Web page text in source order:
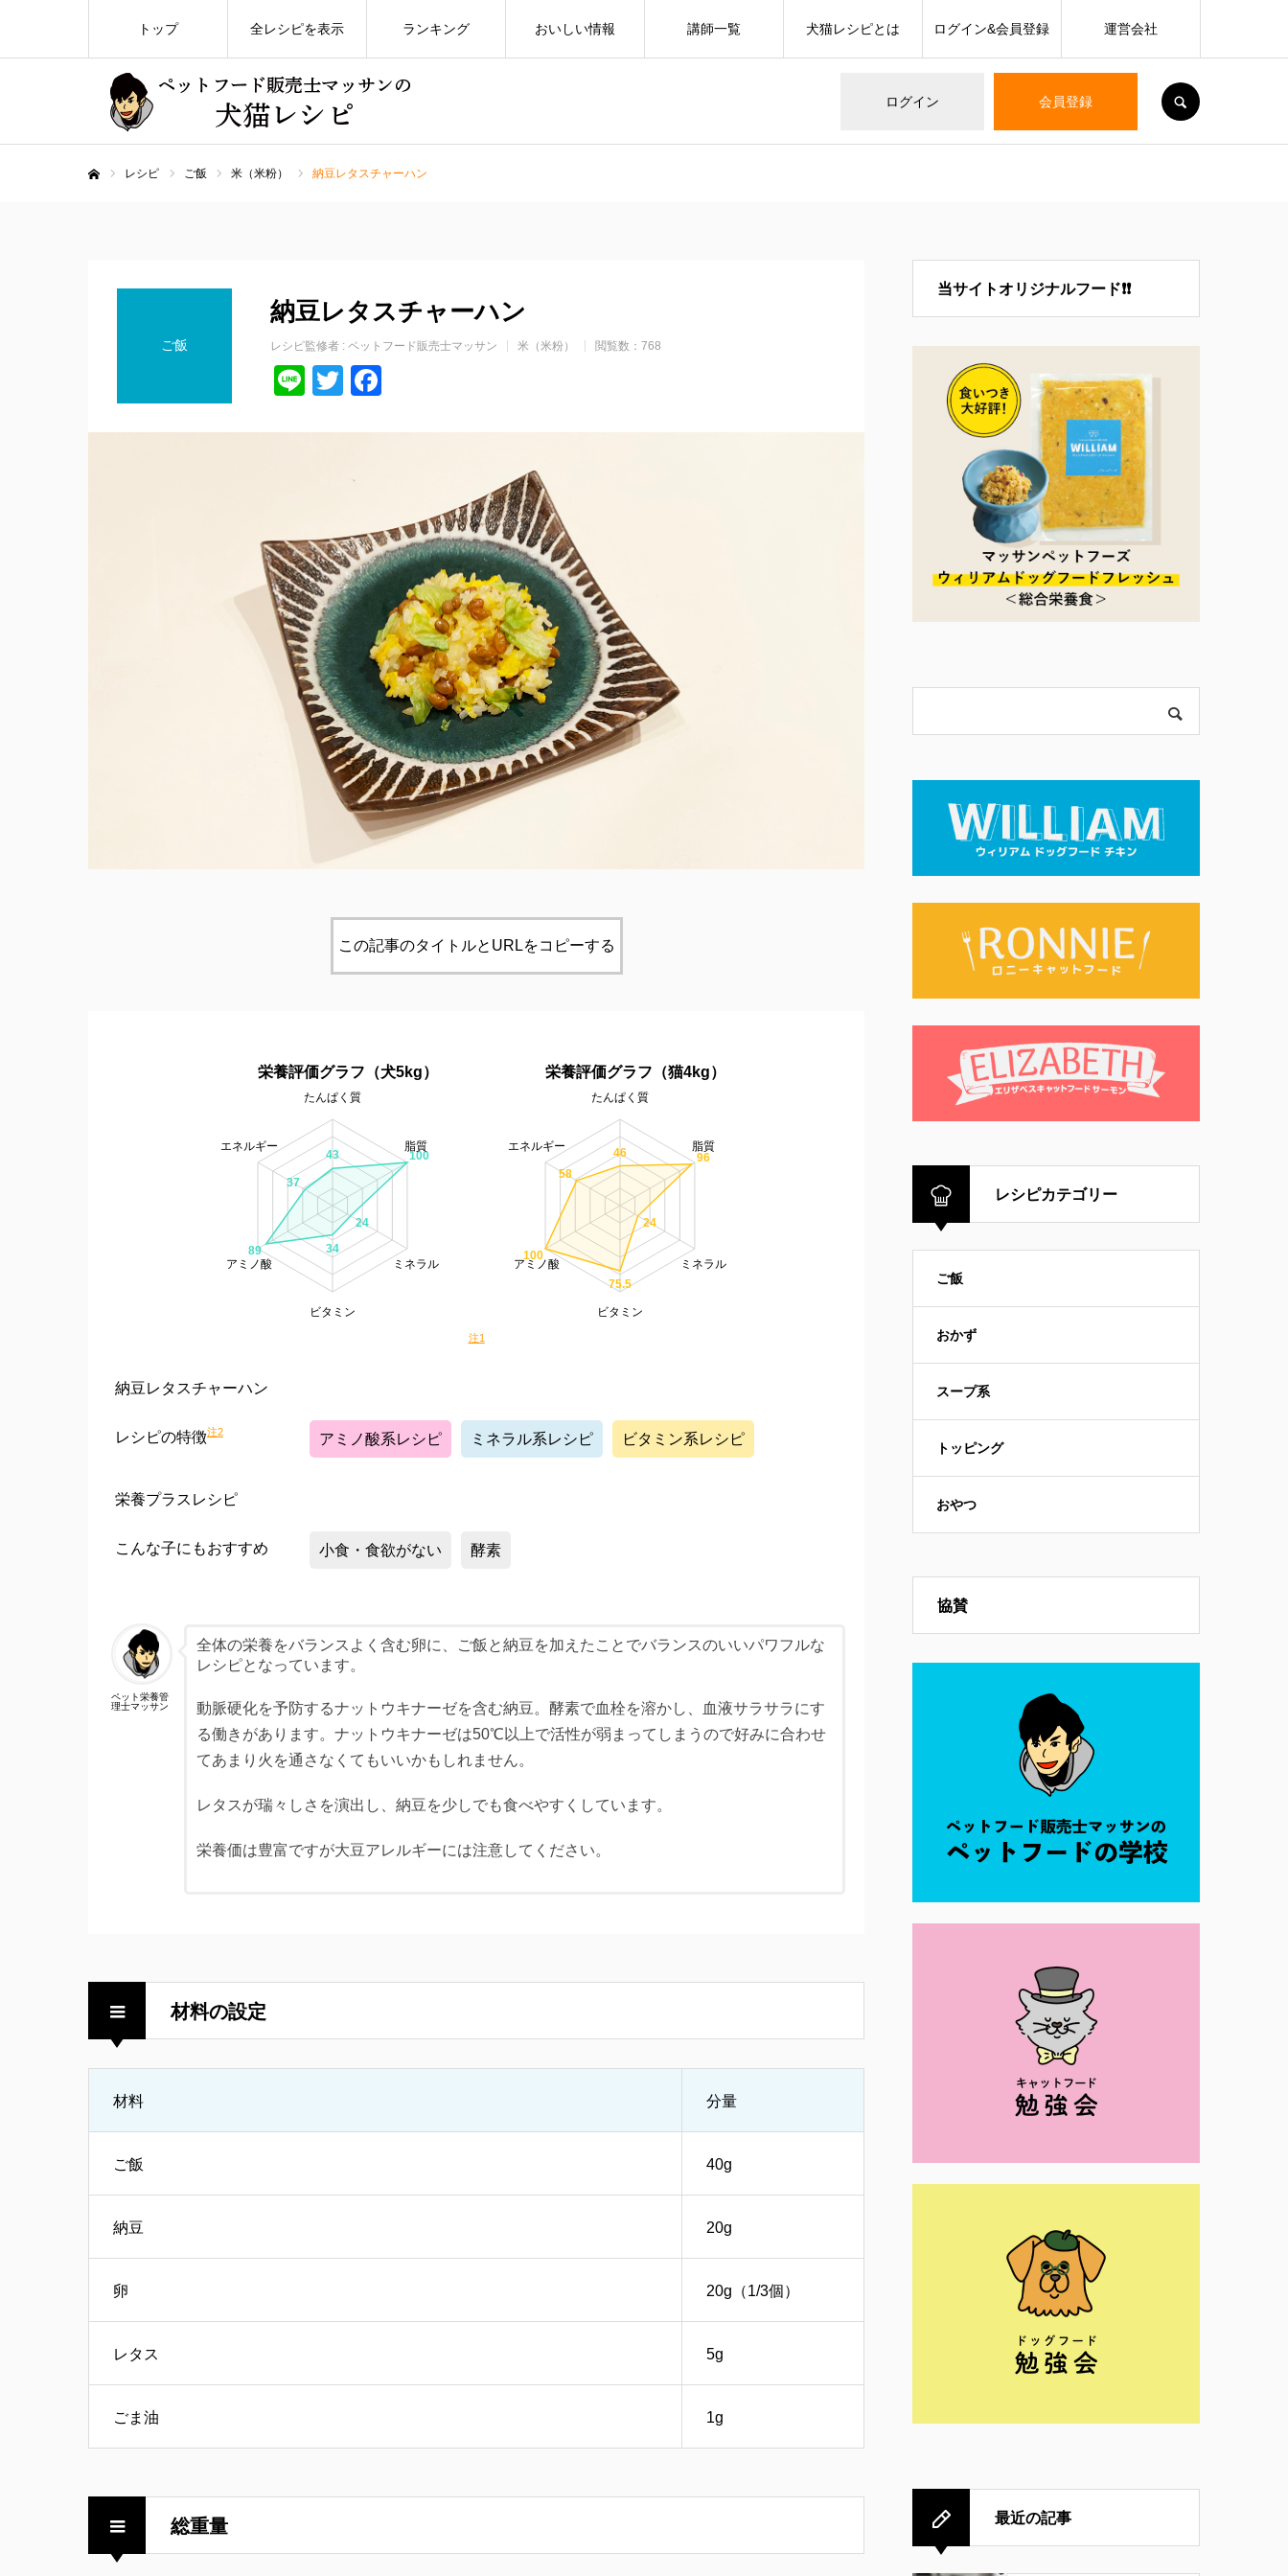
ログイン 会員登録
トップ 全レシピを表示 ランキング おいしい情報 講師一覧 犬猫レシピとは ログイン&会員登録 運営会社
レシピ ご飯 米（米粉） 納豆レタスチャーハン
ご飯
納豆レタスチャーハン
レシピ監修者 : ペットフード販売士マッサン 米（米粉） 閲覧数：768
LineTwitter
この記事のタイトルとURLをコピーする
栄養評価グラフ（犬5kg）
37
43 100
24
34
89
エネルギー
たんぱく質
脂質
ミネラル
ビタミン
アミノ酸
栄養評価グラフ（猫4kg）
58
46 96
24
75.5
100
エネルギー
たんぱく質
脂質
ミネラル
ビタミン
アミノ酸
注1
納豆レタスチャーハン
レシピの特徴注2 アミノ酸系レシピ ミネラル系レシピ ビタミン系レシピ
栄養プラスレシピ
こんな子にもおすすめ 小食・食欲がない 酵素
ペット栄養管
理士マッサン
全体の栄養をバランスよく含む卵に、ご飯と納豆を加えたことでバランスのいいパワフルな
レシピとなっています。
動脈硬化を予防するナットウキナーゼを含む納豆。酵素で血栓を溶かし、血液サラサラにす
る働きがあります。ナットウキナーゼは50℃以上で活性が弱まってしまうので好みに合わせ
てあまり火を通さなくてもいいかもしれません。
レタスが瑞々しさを演出し、納豆を少しでも食べやすくしています。
栄養価は豊富ですが大豆アレルギーには注意してください。
材料の設定
材料 分量
ご飯 40g
納豆 20g
卵 20g（1/3個）
レタス 5g
ごま油 1g
総重量
当サイトオリジナルフード❗❗
レシピカテゴリー
ご飯
おかず
スープ系
トッピング
おやつ
協賛
最近の記事